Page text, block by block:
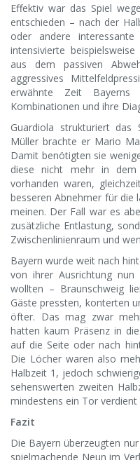
Effektiv war das Spiel
entschieden – nach der
oder andere interessante
intensivierte
aus dem passiven
aggressives
erwähnte Zeit Bayerns
Kombinationen und ihre
Guardiola strukturiert
Müller brachte er Mario
Damit benötigten sie
diese nicht mehr in
vorhanden waren,
besseren Abnehmer für die
meinen. Der Fall war es
zusätzliche Entlastung,
Zwischenlinienraum und
Bayern wurde weit nach
von ihrer Ausrichtung
wollten – Braunschweig
Gäste pressten, konterten
öfter. Das mag zwar
hatten kaum Präsenz in
auf die Seite oder nach
Die Löcher waren also
Halbzeit 1, jedoch
sehenswerten zweiten
mindestens ein Tor verdient
Fazit
Die Bayern überzeugten
spielmachende Neun im